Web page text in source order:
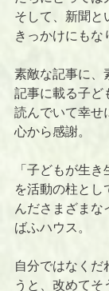
そして、新聞と
きっかけにもな
素敵な記事に、
記事に載る子ど
読んでいて幸せ
心から感謝。
「子どもが生
を活動の柱とし
んださまざまな
ばふハウス。
自分ではなくだ
うと、改めてそ